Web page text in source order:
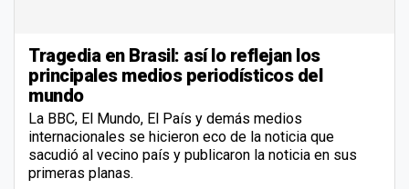
Tragedia en Brasil: así lo reflejan los
principales medios periodísticos del
mundo
La BBC, El Mundo, El País y demás medios
internacionales se hicieron eco de la noticia que
sacudió al vecino país y publicaron la noticia en sus
primeras planas.